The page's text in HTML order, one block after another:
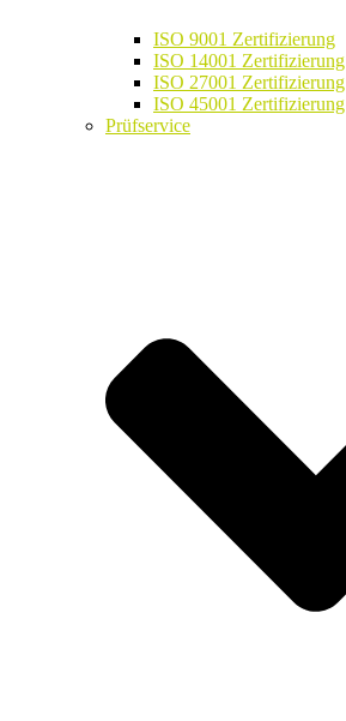
ISO 9001 Zertifizierung
ISO 14001 Zertifizierung
ISO 27001 Zertifizierung
ISO 45001 Zertifizierung
Prüfservice